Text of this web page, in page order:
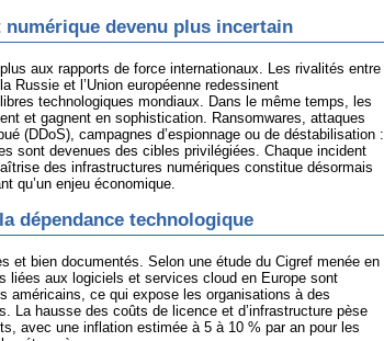
numérique devenu plus incertain
plus aux rapports de force internationaux. Les rivalités entre
Russie et l’Union européenne redessinent
technologiques mondiaux. Dans le même temps, les
et gagnent en sophistication. Ransomwares, attaques
(DDoS), campagnes d’espionnage ou de déstabilisation :
sont devenues des cibles privilégiées. Chaque incident
des infrastructures numériques constitue désormais
qu’un enjeu économique.
dépendance technologique
et bien documentés. Selon une étude du Cigref menée en
liées aux logiciels et services cloud en Europe sont
américains, ce qui expose les organisations à des
La hausse des coûts de licence et d’infrastructure pèse
avec une inflation estimée à 5 à 10 % par an pour les